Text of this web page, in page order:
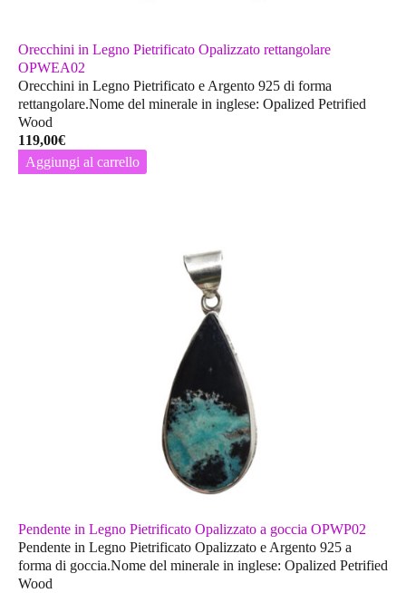
Orecchini in Legno Pietrificato Opalizzato rettangolare
OPWEA02
Orecchini in Legno Pietrificato e Argento 925 di forma
rettangolare.Nome del minerale in inglese: Opalized Petrified
Wood
119,00€
Aggiungi al carrello
Pendente in Legno Pietrificato Opalizzato a goccia OPWP02
Pendente in Legno Pietrificato Opalizzato e Argento 925 a
forma di goccia.Nome del minerale in inglese: Opalized Petrified
Wood